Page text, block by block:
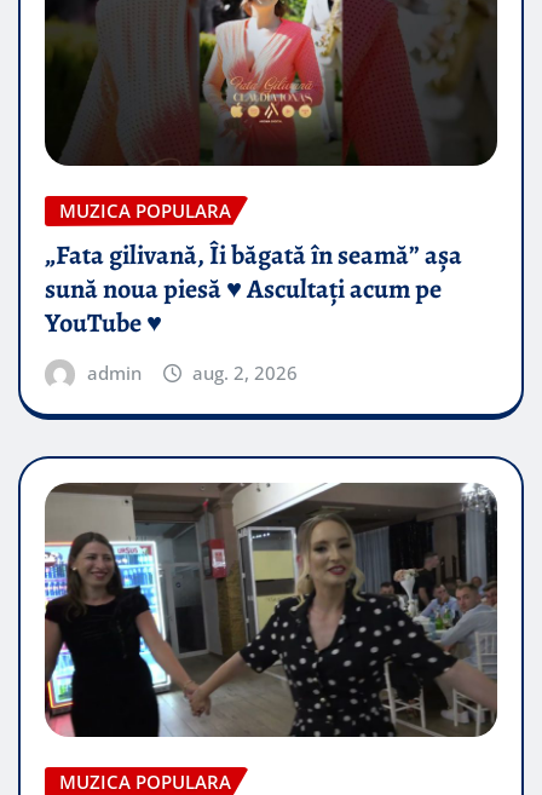
MUZICA POPULARA
„Fata gilivană, Îi băgată în seamă” așa
sună noua piesă ♥️ Ascultați acum pe
YouTube ♥️
admin aug. 2, 2026
MUZICA POPULARA